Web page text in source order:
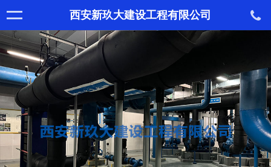
西安新玖大建设工程有限公司